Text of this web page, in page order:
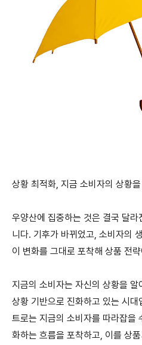
상황 최적화, 지금 소비자의 상황
우양산에 집중하는 것은 결국 달
니다. 기후가 바뀌었고, 소비자의
이 변화를 그대로 포착해 상품 전
지금의 소비자는 자신의 상황을
상황 기반으로 진화하고 있는 시대
트로는 지금의 소비자를 따라잡을
화하는 흐름을 포착하고, 이를 상